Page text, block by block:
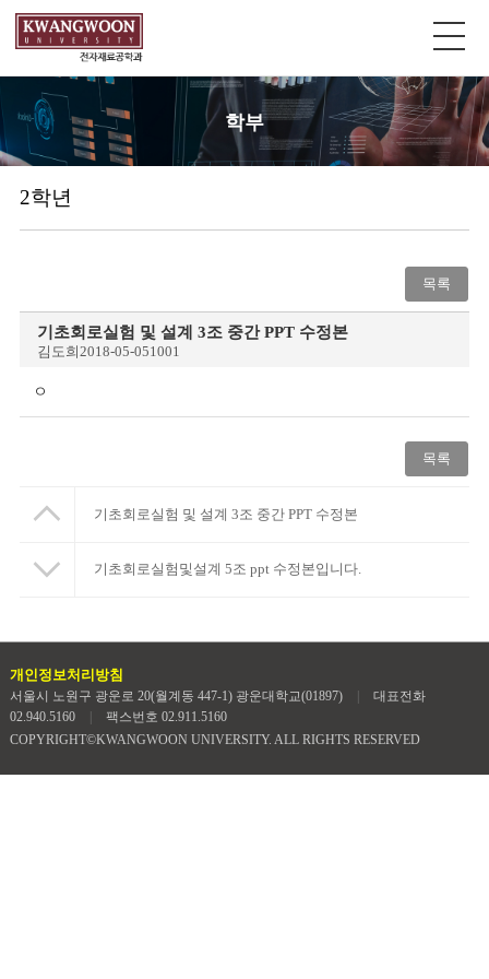
학부
2학년
목록
기초회로실험 및 설계 3조 중간 PPT 수정본
김도희2018-05-051001
ㅇ
목록
기초회로실험 및 설계 3조 중간 PPT 수정본
기초회로실험및설계 5조 ppt 수정본입니다.
개인정보처리방침
서울시 노원구 광운로 20(월계동 447-1) 광운대학교(01897)
대표전화
02.940.5160
팩스번호 02.911.5160
COPYRIGHT©KWANGWOON UNIVERSITY. ALL RIGHTS RESERVED